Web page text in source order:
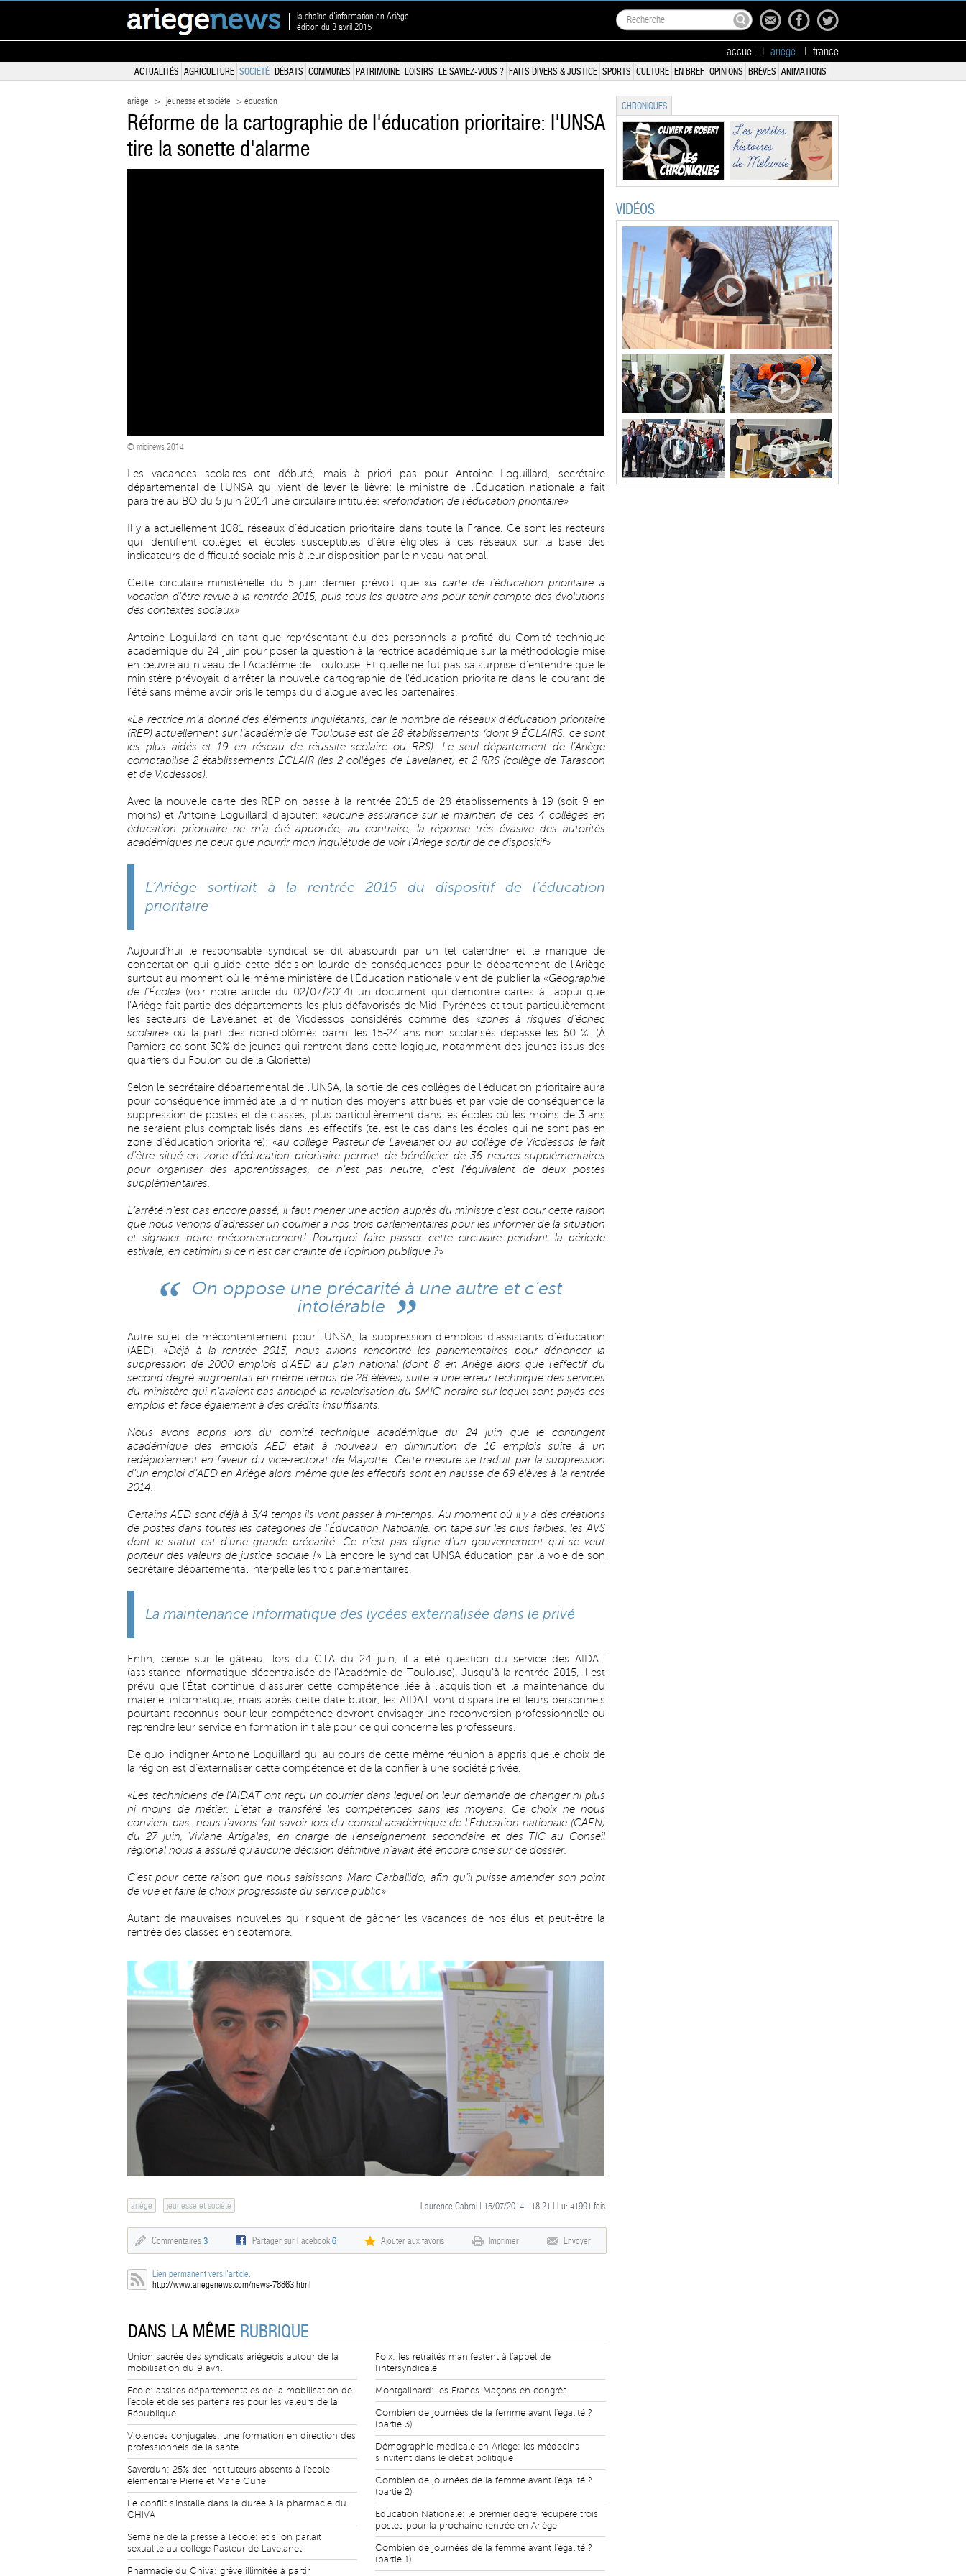
la chaîne d'information en Ariège
édition du 3 avril 2015
accueil ariège france
ACTUALITÉS AGRICULTURE SOCIÉTÉ DÉBATS COMMUNES PATRIMOINE LOISIRS LE SAVIEZ-VOUS ? FAITS DIVERS & JUSTICE SPORTS CULTURE EN BREF OPINIONS BRÈVES ANIMATIONS
ariège > jeunesse et société > éducation
Réforme de la cartographie de l'éducation prioritaire: l'UNSA
tire la sonette d'alarme
© midinews 2014
Les vacances scolaires ont débuté, mais à priori pas pour Antoine Loguillard, secrétaire
départemental de l’UNSA qui vient de lever le lièvre: le ministre de l’Éducation nationale a fait
paraitre au BO du 5 juin 2014 une circulaire intitulée: «refondation de l’éducation prioritaire»
Il y a actuellement 1081 réseaux d’éducation prioritaire dans toute la France. Ce sont les recteurs
qui identifient collèges et écoles susceptibles d’être éligibles à ces réseaux sur la base des
indicateurs de difficulté sociale mis à leur disposition par le niveau national.
Cette circulaire ministérielle du 5 juin dernier prévoit que «la carte de l’éducation prioritaire a
vocation d’être revue à la rentrée 2015, puis tous les quatre ans pour tenir compte des évolutions
des contextes sociaux»
Antoine Loguillard en tant que représentant élu des personnels a profité du Comité technique
académique du 24 juin pour poser la question à la rectrice académique sur la méthodologie mise
en œuvre au niveau de l’Académie de Toulouse. Et quelle ne fut pas sa surprise d’entendre que le
ministère prévoyait d’arrêter la nouvelle cartographie de l’éducation prioritaire dans le courant de
l’été sans même avoir pris le temps du dialogue avec les partenaires.
«La rectrice m’a donné des éléments inquiétants, car le nombre de réseaux d’éducation prioritaire
(REP) actuellement sur l’académie de Toulouse est de 28 établissements (dont 9 ÉCLAIRS, ce sont
les plus aidés et 19 en réseau de réussite scolaire ou RRS). Le seul département de l’Ariège
comptabilise 2 établissements ÉCLAIR (les 2 collèges de Lavelanet) et 2 RRS (collège de Tarascon
et de Vicdessos).
Avec la nouvelle carte des REP on passe à la rentrée 2015 de 28 établissements à 19 (soit 9 en
moins) et Antoine Loguillard d’ajouter: «aucune assurance sur le maintien de ces 4 collèges en
éducation prioritaire ne m’a été apportée, au contraire, la réponse très évasive des autorités
académiques ne peut que nourrir mon inquiétude de voir l’Ariège sortir de ce dispositif»
L’Ariège sortirait à la rentrée 2015 du dispositif de l’éducation
prioritaire
Aujourd’hui le responsable syndical se dit abasourdi par un tel calendrier et le manque de
concertation qui guide cette décision lourde de conséquences pour le département de l’Ariège
surtout au moment où le même ministère de l’Éducation nationale vient de publier la «Géographie
de l’École» (voir notre article du 02/07/2014) un document qui démontre cartes à l’appui que
l’Ariège fait partie des départements les plus défavorisés de Midi-Pyrénées et tout particulièrement
les secteurs de Lavelanet et de Vicdessos considérés comme des «zones à risques d’échec
scolaire» où la part des non-diplômés parmi les 15-24 ans non scolarisés dépasse les 60 %. (À
Pamiers ce sont 30% de jeunes qui rentrent dans cette logique, notamment des jeunes issus des
quartiers du Foulon ou de la Gloriette)
Selon le secrétaire départemental de l’UNSA, la sortie de ces collèges de l’éducation prioritaire aura
pour conséquence immédiate la diminution des moyens attribués et par voie de conséquence la
suppression de postes et de classes, plus particulièrement dans les écoles où les moins de 3 ans
ne seraient plus comptabilisés dans les effectifs (tel est le cas dans les écoles qui ne sont pas en
zone d’éducation prioritaire): «au collège Pasteur de Lavelanet ou au collège de Vicdessos le fait
d’être situé en zone d’éducation prioritaire permet de bénéficier de 36 heures supplémentaires
pour organiser des apprentissages, ce n’est pas neutre, c’est l’équivalent de deux postes
supplémentaires.
L’arrêté n’est pas encore passé, il faut mener une action auprès du ministre c’est pour cette raison
que nous venons d’adresser un courrier à nos trois parlementaires pour les informer de la situation
et signaler notre mécontentement! Pourquoi faire passer cette circulaire pendant la période
estivale, en catimini si ce n’est par crainte de l’opinion publique ?»
On oppose une précarité à une autre et c’est
intolérable
Autre sujet de mécontentement pour l’UNSA, la suppression d’emplois d’assistants d’éducation
(AED). «Déjà à la rentrée 2013, nous avions rencontré les parlementaires pour dénoncer la
suppression de 2000 emplois d’AED au plan national (dont 8 en Ariège alors que l’effectif du
second degré augmentait en même temps de 28 élèves) suite à une erreur technique des services
du ministère qui n’avaient pas anticipé la revalorisation du SMIC horaire sur lequel sont payés ces
emplois et face également à des crédits insuffisants.
Nous avons appris lors du comité technique académique du 24 juin que le contingent
académique des emplois AED était à nouveau en diminution de 16 emplois suite à un
redéploiement en faveur du vice-rectorat de Mayotte. Cette mesure se traduit par la suppression
d’un emploi d’AED en Ariège alors même que les effectifs sont en hausse de 69 élèves à la rentrée
2014.
Certains AED sont déjà à 3/4 temps ils vont passer à mi-temps. Au moment où il y a des créations
de postes dans toutes les catégories de l’Éducation Natioanle, on tape sur les plus faibles, les AVS
dont le statut est d’une grande précarité. Ce n’est pas digne d’un gouvernement qui se veut
porteur des valeurs de justice sociale !» Là encore le syndicat UNSA éducation par la voie de son
secrétaire départemental interpelle les trois parlementaires.
La maintenance informatique des lycées externalisée dans le privé
Enfin, cerise sur le gâteau, lors du CTA du 24 juin, il a été question du service des AIDAT
(assistance informatique décentralisée de l’Académie de Toulouse). Jusqu’à la rentrée 2015, il est
prévu que l’État continue d’assurer cette compétence liée à l’acquisition et la maintenance du
matériel informatique, mais après cette date butoir, les AIDAT vont disparaitre et leurs personnels
pourtant reconnus pour leur compétence devront envisager une reconversion professionnelle ou
reprendre leur service en formation initiale pour ce qui concerne les professeurs.
De quoi indigner Antoine Loguillard qui au cours de cette même réunion a appris que le choix de
la région est d’externaliser cette compétence et de la confier à une société privée.
«Les techniciens de l’AIDAT ont reçu un courrier dans lequel on leur demande de changer ni plus
ni moins de métier. L’état a transféré les compétences sans les moyens. Ce choix ne nous
convient pas, nous l’avons fait savoir lors du conseil académique de l’Éducation nationale (CAEN)
du 27 juin, Viviane Artigalas, en charge de l’enseignement secondaire et des TIC au Conseil
régional nous a assuré qu’aucune décision définitive n’avait été encore prise sur ce dossier.
C’est pour cette raison que nous saisissons Marc Carballido, afin qu’il puisse amender son point
de vue et faire le choix progressiste du service public»
Autant de mauvaises nouvelles qui risquent de gâcher les vacances de nos élus et peut-être la
rentrée des classes en septembre.
ariège jeunesse et société Laurence Cabrol | 15/07/2014 - 18:21 | Lu: 41991 fois
Commentaires 3 Partager sur Facebook6 Ajouter aux favoris Imprimer Envoyer
Lien permanent vers l'article:
http://www.ariegenews.com/news-78863.html
DANS LA MÊME RUBRIQUE
Union sacrée des syndicats ariégeois autour de la
mobilisation du 9 avril
Ecole: assises départementales de la mobilisation de
l'école et de ses partenaires pour les valeurs de la
République
Violences conjugales: une formation en direction des
professionnels de la santé
Saverdun: 25% des instituteurs absents à l'école
élémentaire Pierre et Marie Curie
Le conflit s'installe dans la durée à la pharmacie du
CHIVA
Semaine de la presse à l'école: et si on parlait
sexualité au collège Pasteur de Lavelanet
Pharmacie du Chiva: grève illimitée à partir
Foix: les retraités manifestent à l'appel de
l'intersyndicale
Montgailhard: les Francs-Maçons en congrès
Combien de journées de la femme avant l'égalité ?
(partie 3)
Démographie médicale en Ariège: les médecins
s'invitent dans le débat politique
Combien de journées de la femme avant l'égalité ?
(partie 2)
Education Nationale: le premier degré récupère trois
postes pour la prochaine rentrée en Ariège
Combien de journées de la femme avant l'égalité ?
(partie 1)
CHRONIQUES
VIDÉOS